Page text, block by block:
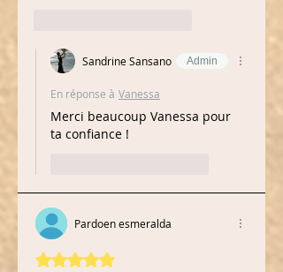
Sandrine Sansano Admin
En réponse à Vanessa
Merci beaucoup Vanessa pour
ta confiance !
Pardoen esmeralda
Noté 5 étoiles sur 5.